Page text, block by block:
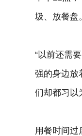
圾、放餐盘。
“以前还需
强的身边放
们却都习以
用餐时间过